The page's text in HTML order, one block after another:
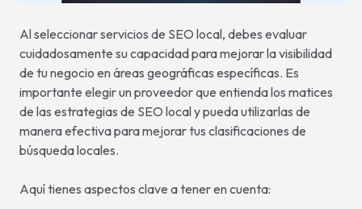
Al seleccionar servicios de SEO local, debes evaluar
cuidadosamente su capacidad para mejorar la visibilidad
de tu negocio en áreas geográficas específicas. Es
importante elegir un proveedor que entienda los matices
de las estrategias de SEO local y pueda utilizarlas de
manera efectiva para mejorar tus clasificaciones de
búsqueda locales.
Aquí tienes aspectos clave a tener en cuenta: